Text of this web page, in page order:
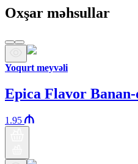
Oxşar məhsullar
Yoqurt meyvəli
Epica Flavor
1.95